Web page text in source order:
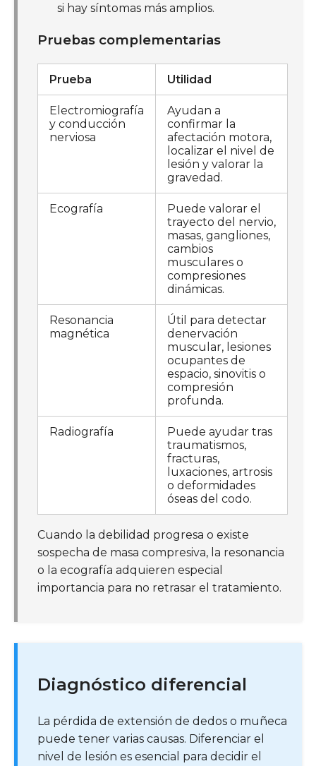
si hay síntomas más amplios.
Pruebas complementarias
Prueba Utilidad
Electromiografía
y conducción
nerviosa
Ayudan a
confirmar la
afectación motora,
localizar el nivel de
lesión y valorar la
gravedad.
Ecografía
Puede valorar el
trayecto del nervio,
masas, gangliones,
cambios
musculares o
compresiones
dinámicas.
Resonancia
magnética
Útil para detectar
denervación
muscular, lesiones
ocupantes de
espacio, sinovitis o
compresión
profunda.
Radiografía
Puede ayudar tras
traumatismos,
fracturas,
luxaciones, artrosis
o deformidades
óseas del codo.
Cuando la debilidad progresa o existe
sospecha de masa compresiva, la resonancia
o la ecografía adquieren especial
importancia para no retrasar el tratamiento.
Diagnóstico diferencial
La pérdida de extensión de dedos o muñeca
puede tener varias causas. Diferenciar el
nivel de lesión es esencial para decidir el